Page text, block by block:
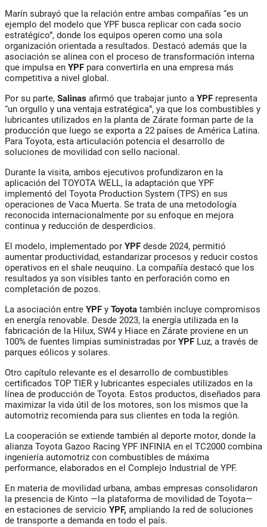
Marín subrayó que la relación entre ambas compañías “es un
ejemplo del modelo que YPF busca replicar con cada socio
estratégico”, donde los equipos operen como una sola
organización orientada a resultados. Destacó además que la
asociación se alinea con el proceso de transformación interna
que impulsa en YPF para convertirla en una empresa más
competitiva a nivel global.
Por su parte, Salinas afirmó que trabajar junto a YPF representa
“un orgullo y una ventaja estratégica”, ya que los combustibles y
lubricantes utilizados en la planta de Zárate forman parte de la
producción que luego se exporta a 22 países de América Latina.
Para Toyota, esta articulación potencia el desarrollo de
soluciones de movilidad con sello nacional.
Durante la visita, ambos ejecutivos profundizaron en la
aplicación del TOYOTA WELL, la adaptación que YPF
implementó del Toyota Production System (TPS) en sus
operaciones de Vaca Muerta. Se trata de una metodología
reconocida internacionalmente por su enfoque en mejora
continua y reducción de desperdicios.
El modelo, implementado por YPF desde 2024, permitió
aumentar productividad, estandarizar procesos y reducir costos
operativos en el shale neuquino. La compañía destacó que los
resultados ya son visibles tanto en perforación como en
completación de pozos.
La asociación entre YPF y Toyota también incluye compromisos
en energía renovable. Desde 2023, la energía utilizada en la
fabricación de la Hilux, SW4 y Hiace en Zárate proviene en un
100% de fuentes limpias suministradas por YPF Luz, a través de
parques eólicos y solares.
Otro capítulo relevante es el desarrollo de combustibles
certificados TOP TIER y lubricantes especiales utilizados en la
línea de producción de Toyota. Estos productos, diseñados para
maximizar la vida útil de los motores, son los mismos que la
automotriz recomienda para sus clientes en toda la región.
La cooperación se extiende también al deporte motor, donde la
alianza Toyota Gazoo Racing YPF INFINIA en el TC2000 combina
ingeniería automotriz con combustibles de máxima
performance, elaborados en el Complejo Industrial de YPF.
En materia de movilidad urbana, ambas empresas consolidaron
la presencia de Kinto —la plataforma de movilidad de Toyota—
en estaciones de servicio YPF, ampliando la red de soluciones
de transporte a demanda en todo el país.